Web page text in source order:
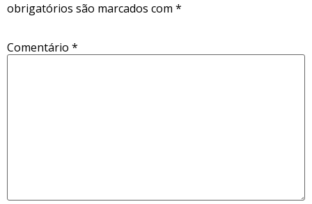
obrigatórios são marcados com *
Comentário *